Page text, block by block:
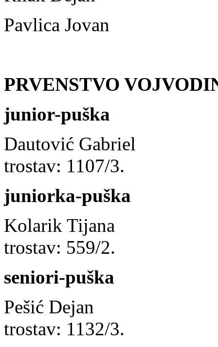
Pavlica Jovan
PRVENSTVO
junior-puška
Dautović
trostav: 1107/3.
juniorka-puška
Kolarik
trostav: 559/2.
seniori-puška
Pešić Dejan
trostav: 1132/3.